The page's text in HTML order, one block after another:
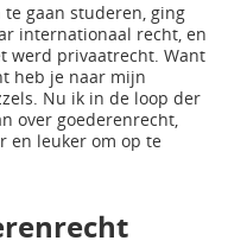
gaan studeren, ging
internationaal recht, en
werd privaatrecht. Want
heb je naar mijn
Nu ik in de loop der
over goederenrecht,
en leuker om op te